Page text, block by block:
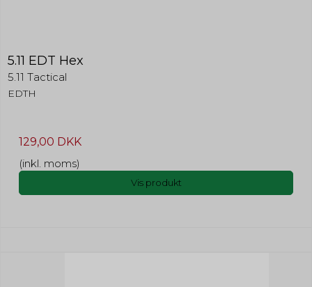
5.11 EDT Hex
5.11 Tactical
EDTH
129,00 DKK
(inkl. moms)
Vis produkt